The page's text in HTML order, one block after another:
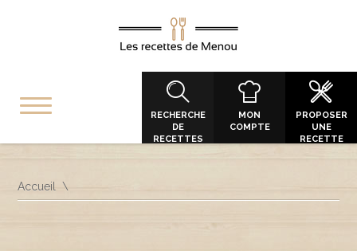
RECHERCHE
DE
RECETTES
MON
COMPTE
PROPOSER
UNE
RECETTE
Accueil